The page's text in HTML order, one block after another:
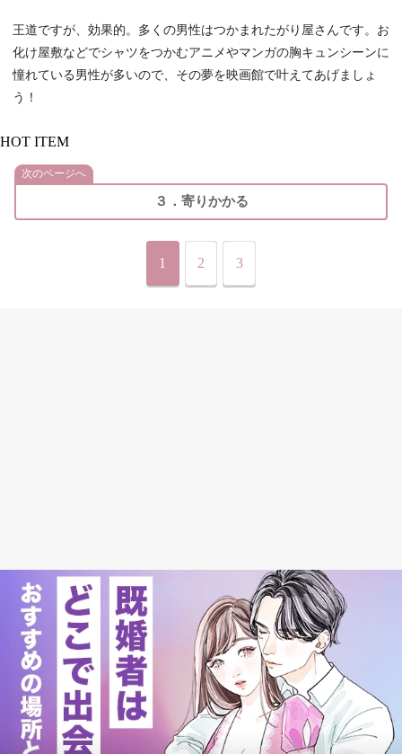
王道ですが、効果的。多くの男性はつかまれたがり屋さんです。お
化け屋敷などでシャツをつかむアニメやマンガの胸キュンシーンに
憧れている男性が多いので、その夢を映画館で叶えてあげましょ
う！
HOT ITEM
次のページへ
３．寄りかかる
1 2 3